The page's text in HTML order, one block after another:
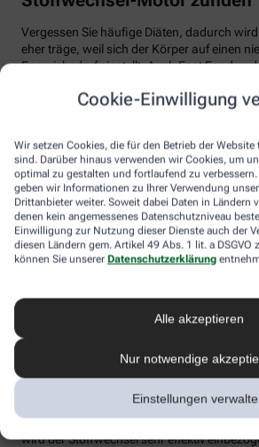
Cookie-Einwilligung
Wir setzen Cookies, die für den Betrieb der
sind. Darüber hinaus verwenden wir Cookies, um
optimal zu gestalten und fortlaufend zu
geben wir Informationen zu Ihrer Verwendung
Drittanbieter weiter. Soweit dabei Daten in Ländern
denen kein angemessenes Datenschutzniveau
Einwilligung zur Nutzung dieser Dienste auch der
diesen Ländern gem. Artikel 49 Abs. 1 lit. a DSGVO
können Sie unserer Datenschutzerklärung
Alle akzeptieren
Nur notwendige
Einstellungen
Vergessen Sie häufige Diäten, dadurch
eher träge, weil sich der Körper auf einen
Energiebedarf einstellt. Auch Fast Food
Körper bei der Verarbeitung von
Tim Hollstein rät zu einer proteinreichen
Vorerkrankungen wie Nierenleiden!). Denn
gut für den Muskelaufbau, der Körper
um Eiweiß abzubauen. Das regt den
stecken vor allem in magerem Fleisch,
wie Quark und Skyr. Auch sogenannte
wie Chilis oder Ingwer können das braune
und den Energieverbrauch erhöhen.
In Bewegung kommen
Der richtige Mix macht’s
von weißen Fettzellen in braunes Fett
Aktivität erhöhen. Ab circa 30 Minuten
wird der Stoffwechsel sehr effektiv